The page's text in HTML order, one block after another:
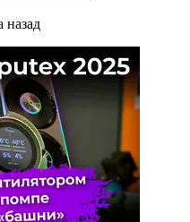
назад